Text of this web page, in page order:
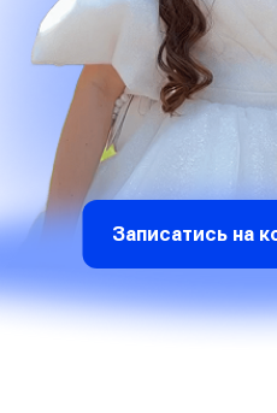
Записатись на